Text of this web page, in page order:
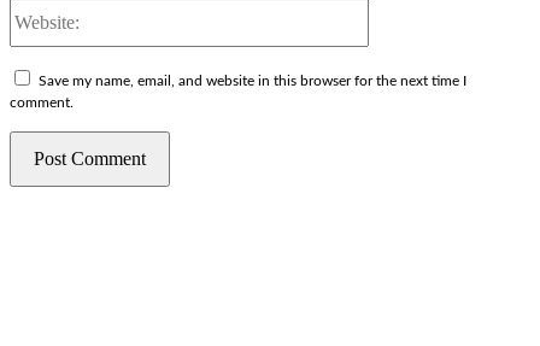
Save my name, email, and website in this browser for the next time I
comment.